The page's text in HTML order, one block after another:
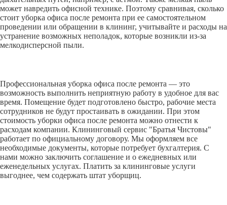
может навредить офисной технике. Поэтому сравнивая, сколько
стоит уборка офиса после ремонта при ее самостоятельном
проведении или обращении в клининг, учитывайте и расходы на
устранение возможных неполадок, которые возникли из-за
мелкодисперсной пыли.
Профессиональная уборка офиса после ремонта — это
возможность выполнить неприятную работу в удобное для вас
время. Помещение будет подготовлено быстро, рабочие места
сотрудников не будут простаивать в ожидании. При этом
стоимость уборки офиса после ремонта можно отнести к
расходам компании. Клининговый сервис "Братья Чистовы"
работает по официальному договору. Мы оформляем все
необходимые документы, которые потребует бухгалтерия. С
нами можно заключить соглашение и о ежедневных или
еженедельных услугах. Платить за клининговые услуги
выгоднее, чем содержать штат уборщиц.